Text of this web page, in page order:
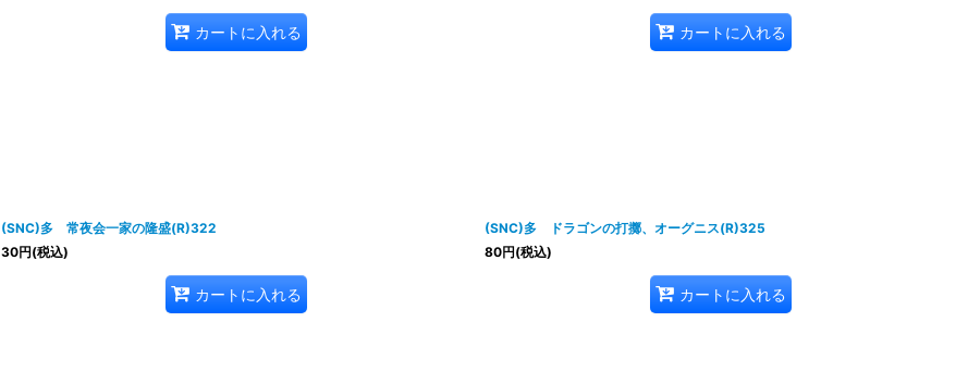
カートに入れる カートに入れる
(SNC)多 常夜会一家の隆盛(R)322
30円(税込)
カートに入れる
(SNC)多 ドラゴンの打擲、オーグニス(R)325
80円(税込)
カートに入れる